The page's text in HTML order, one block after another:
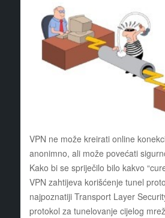
VPN ne može kreirati online
anonimno, ali može povećati
Kako bi se spriječilo bilo kakvo
VPN zahtijeva korišćenje tunel
najpoznatiji Transport Layer
protokol za tunelovanje cijelog